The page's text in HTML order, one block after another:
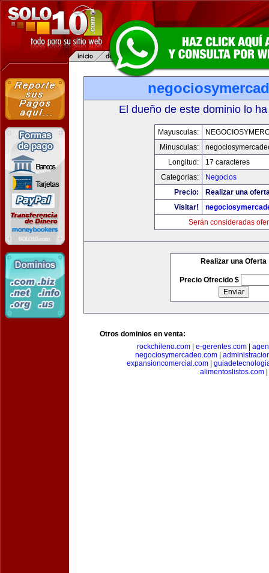
El dueño de este dominio lo
Mayusculas:
Minusculas:
Longitud:
17 caracteres
Categorias:
Negocios
Precio:
Realizar una
Visitar!
Serán consideradas
Realizar una Oferta
Precio Ofrecido $
Otros dominios en venta:
rockchileno.com| e-gerentes.com|
negociosymercadeo.com|
expansioncomercial.com|
alimentoslistos.com|